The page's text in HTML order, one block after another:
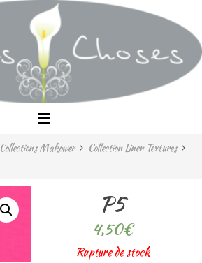
Collections Makower
Collection Linen Textures
P5
4,50€
Rupture de stock